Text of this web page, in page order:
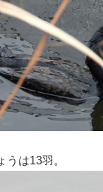
うは13羽。